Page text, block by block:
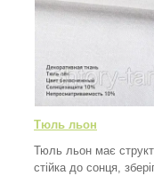
Тюль льон
Тюль льон має
стійка до сонця,